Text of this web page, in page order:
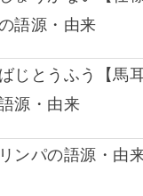
語源・由来
ばじとうふう【馬
源・由来
リンパの語源・由